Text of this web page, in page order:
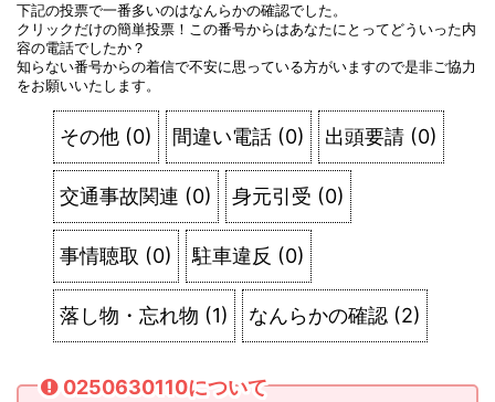
下記の投票で一番多いのはなんらかの確認でした。
クリックだけの簡単投票！この番号からはあなたにとってどういった内
容の電話でしたか？
知らない番号からの着信で不安に思っている方がいますので是非ご協力
をお願いいたします。
その他 (0) 間違い電話 (0) 出頭要請 (0)
交通事故関連 (0) 身元引受 (0)
事情聴取 (0) 駐車違反 (0)
落し物・忘れ物 (1) なんらかの確認 (2)
0250630110について